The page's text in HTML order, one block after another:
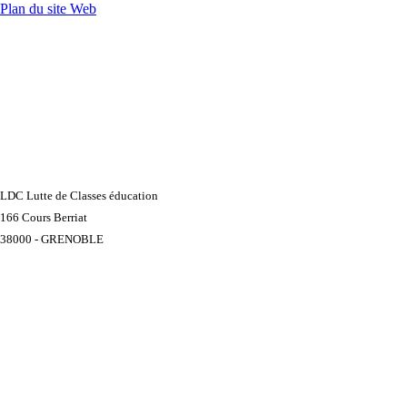
Plan du site Web
LDC Lutte de Classes éducation
166 Cours Berriat
38000 - GRENOBLE